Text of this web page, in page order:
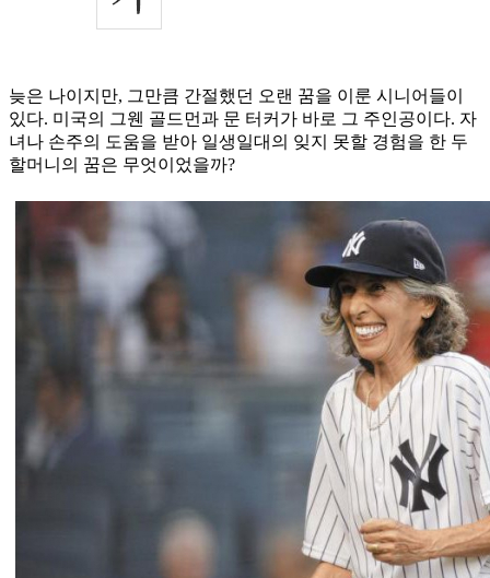
늦은 나이지만, 그만큼 간절했던 오랜 꿈을 이룬 시니어들이
있다. 미국의 그웬 골드먼과 문 터커가 바로 그 주인공이다. 자
녀나 손주의 도움을 받아 일생일대의 잊지 못할 경험을 한 두
할머니의 꿈은 무엇이었을까?